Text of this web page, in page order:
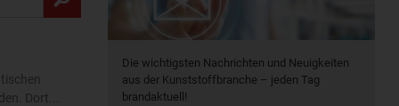
Dort...
Die wichtigsten Nachrichten und Neuigkeiten
aus der Kunststoffbranche – jeden Tag
brandaktuell!